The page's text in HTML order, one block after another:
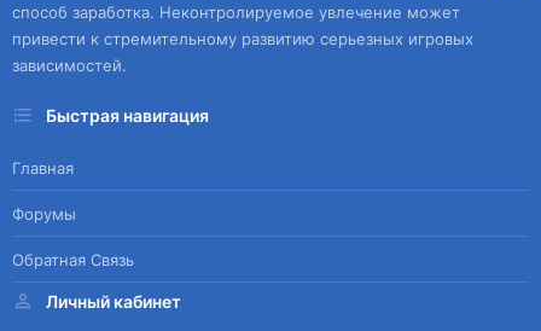
способ заработка. Неконтролируемое увлечение может
привести к стремительному развитию серьезных игровых
зависимостей.
Быстрая навигация
Главная
Форумы
Обратная Связь
Личный кабинет